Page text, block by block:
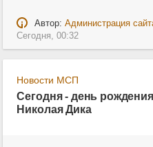
Автор: Администрация
Сегодня, 00:32
Новости МСП
Сегодня - день
Николая Дика